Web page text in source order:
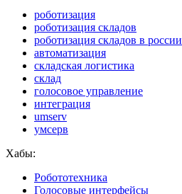
роботизация
роботизация складов
роботизация складов в россии
автоматизация
складская логистика
склад
голосовое управление
интеграция
umserv
умсерв
Хабы:
Робототехника
Голосовые интерфейсы